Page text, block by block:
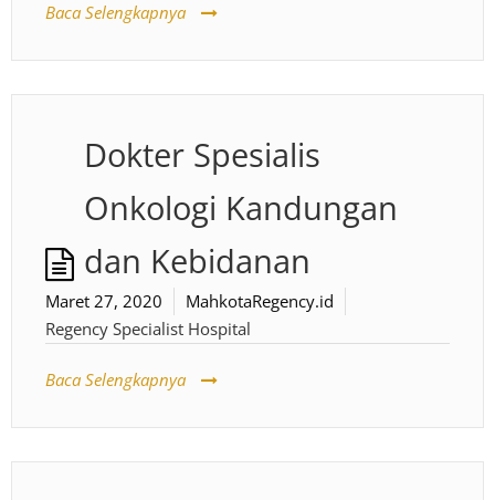
Baca Selengkapnya
Dokter Spesialis
Onkologi Kandungan
dan Kebidanan
Maret 27, 2020
MahkotaRegency.id
Regency Specialist Hospital
Baca Selengkapnya